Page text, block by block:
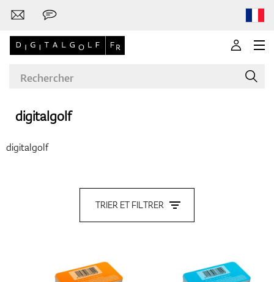
digitalgolf
digitalgolf
TRIER ET FILTRER